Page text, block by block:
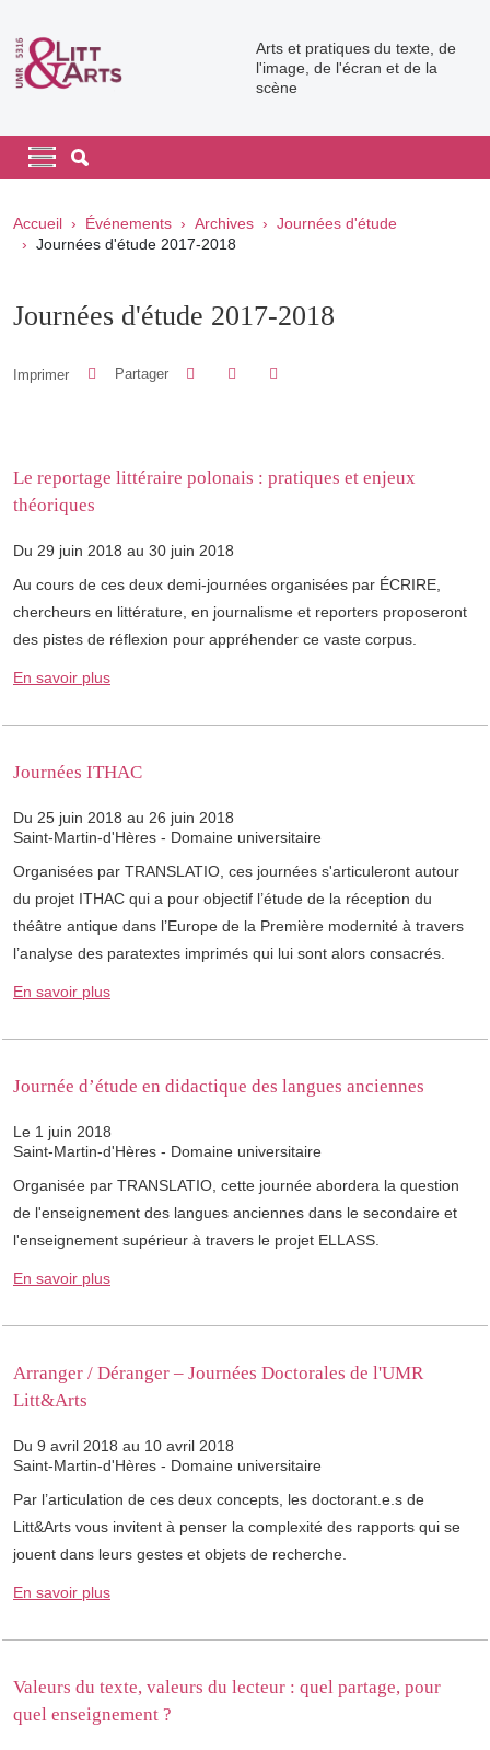
Arts et pratiques du texte, de
l'image, de l'écran et de la
scène
Navigation principale
Navigation principale mobile
Fil d'Ariane
Accueil Événements Archives
Journées d'étude
Journées d'étude 2017-2018
Journées d'étude 2017-2018
Imprimer Partager Partager sur Facebook
Partager sur LinkedIn
Le reportage littéraire polonais : pratiques et enjeux
théoriques
Du 29 juin 2018 au 30 juin 2018
Au cours de ces deux demi-journées organisées par ÉCRIRE,
chercheurs en littérature, en journalisme et reporters proposeront
des pistes de réflexion pour appréhender ce vaste corpus.
En savoir plus
Journées ITHAC
Du 25 juin 2018 au 26 juin 2018
Saint-Martin-d'Hères - Domaine universitaire
Organisées par TRANSLATIO, ces journées s'articuleront autour
du projet ITHAC qui a pour objectif l’étude de la réception du
théâtre antique dans l’Europe de la Première modernité à travers
l’analyse des paratextes imprimés qui lui sont alors consacrés.
En savoir plus
Journée d’étude en didactique des langues anciennes
Le 1 juin 2018
Saint-Martin-d'Hères - Domaine universitaire
Organisée par TRANSLATIO, cette journée abordera la question
de l'enseignement des langues anciennes dans le secondaire et
l'enseignement supérieur à travers le projet ELLASS.
En savoir plus
Arranger / Déranger – Journées Doctorales de l'UMR
Litt&Arts
Du 9 avril 2018 au 10 avril 2018
Saint-Martin-d'Hères - Domaine universitaire
Par l’articulation de ces deux concepts, les doctorant.e.s de
Litt&Arts vous invitent à penser la complexité des rapports qui se
jouent dans leurs gestes et objets de recherche.
En savoir plus
Valeurs du texte, valeurs du lecteur : quel partage, pour
quel enseignement ?